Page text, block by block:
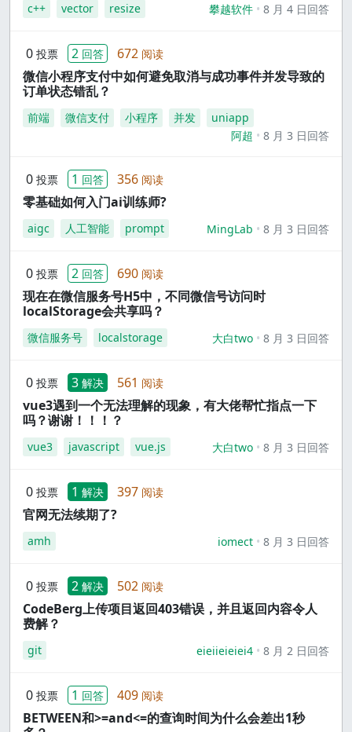
c++ vector resize 攀越软件 8 月 4 日回答
0 投票 2 回答 672 阅读
微信小程序支付中如何避免取消与成功事件并发导致的
订单状态错乱？
前端 微信支付 小程序 并发
uniapp
阿超
8 月 3 日回答
0 投票 1 回答 356 阅读
零基础如何入门ai训练师?
aigc 人工智能 prompt MingLab 8 月 3 日回答
0 投票 2 回答 690 阅读
现在在微信服务号H5中，不同微信号访问时
localStorage会共享吗？
微信服务号 localstorage 大白two 8 月 3 日回答
0 投票 3 解决 561 阅读
vue3遇到一个无法理解的现象，有大佬帮忙指点一下
吗？谢谢！！！？
vue3 javascript vue.js 大白two 8 月 3 日回答
0 投票 1 解决 397 阅读
官网无法续期了?
amh iomect 8 月 3 日回答
0 投票 2 解决 502 阅读
CodeBerg上传项目返回403错误，并且返回内容令人
费解？
git eieiieieiei4 8 月 2 日回答
0 投票 1 回答 409 阅读
BETWEEN和>=and<=的查询时间为什么会差出1秒